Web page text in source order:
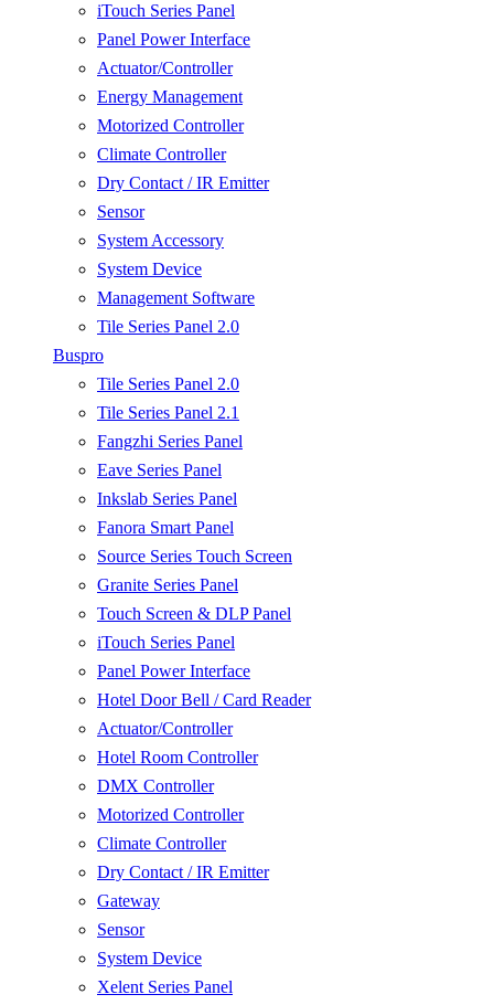
iTouch Series Panel
Panel Power Interface
Actuator/Controller
Energy Management
Motorized Controller
Climate Controller
Dry Contact / IR Emitter
Sensor
System Accessory
System Device
Management Software
Tile Series Panel 2.0
Buspro
Tile Series Panel 2.0
Tile Series Panel 2.1
Fangzhi Series Panel
Eave Series Panel
Inkslab Series Panel
Fanora Smart Panel
Source Series Touch Screen
Granite Series Panel
Touch Screen & DLP Panel
iTouch Series Panel
Panel Power Interface
Hotel Door Bell / Card Reader
Actuator/Controller
Hotel Room Controller
DMX Controller
Motorized Controller
Climate Controller
Dry Contact / IR Emitter
Gateway
Sensor
System Device
Xelent Series Panel